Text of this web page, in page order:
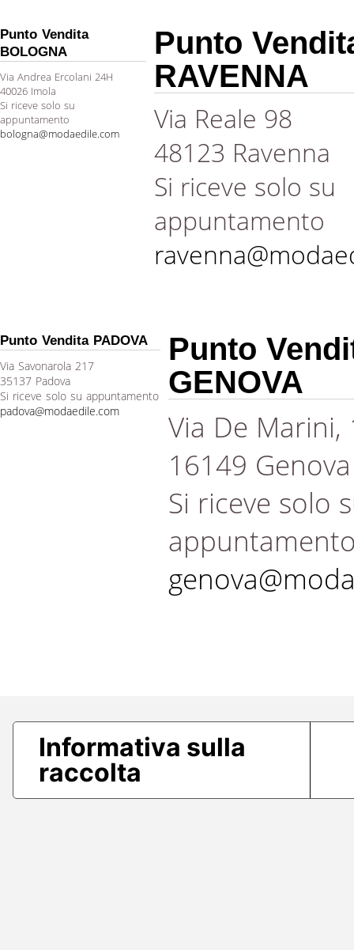
Punto Vendita
BOLOGNA
Via Andrea Ercolani 24H
40026 Imola
Si riceve solo su
appuntamento
bologna@modaedile.com
Punto
RAVENNA
Via Reale 98
48123 Ravenna
Si riceve solo su
appuntamento
Punto Vendita PADOVA
Via Savonarola 217
35137 Padova
Si riceve solo su appuntamento
padova@modaedile.com
Punto
GENOVA
Via De Marini,
16149 Genova
Si riceve solo
Informativa sulla
raccolta